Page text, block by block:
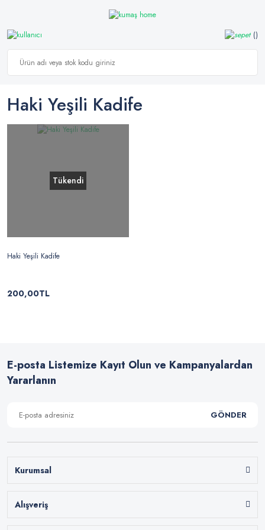
Haki Yeşili Kadife
Tükendi
Haki Yeşili Kadife
200,00TL
E-posta Listemize Kayıt Olun ve Kampanyalardan
Yararlanın
GÖNDER
Kurumsal
Alışveriş